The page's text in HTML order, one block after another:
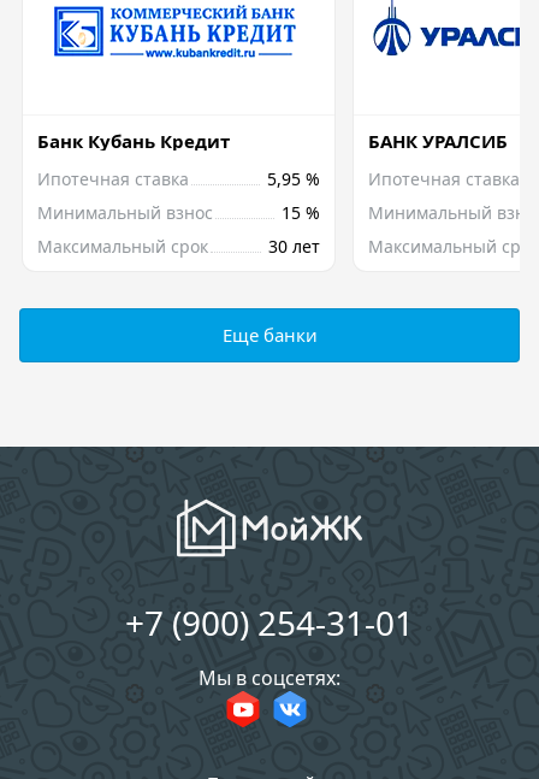
Банк Кубань Кредит
Ипотечная ставка
5,95 %
Минимальный взнос
15 %
Максимальный срок
30 лет
БАНК УРАЛСИБ
Ипотечная ставка
Минимальный
Максимальный срок
Еще банки
+7 (900) 254-31-01
Мы в соцсетях: